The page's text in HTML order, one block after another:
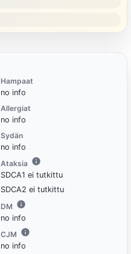
Hampaat
no info
Allergiat
no info
Sydän
no info
Ataksia
SDCA1 ei tutkittu
SDCA2 ei tutkittu
DM
no info
CJM
no info